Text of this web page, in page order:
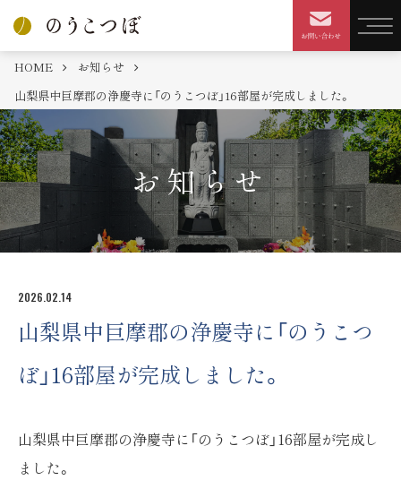
HOME
お知らせ
山梨県中巨摩郡の浄慶寺に「のうこつぼ」16部屋が完成しました。
お知らせ
2026.02.14
山梨県中巨摩郡の浄慶寺に「のうこつ
ぼ」16部屋が完成しました。
山梨県中巨摩郡の浄慶寺に「のうこつぼ」16部屋が完成し
ました。